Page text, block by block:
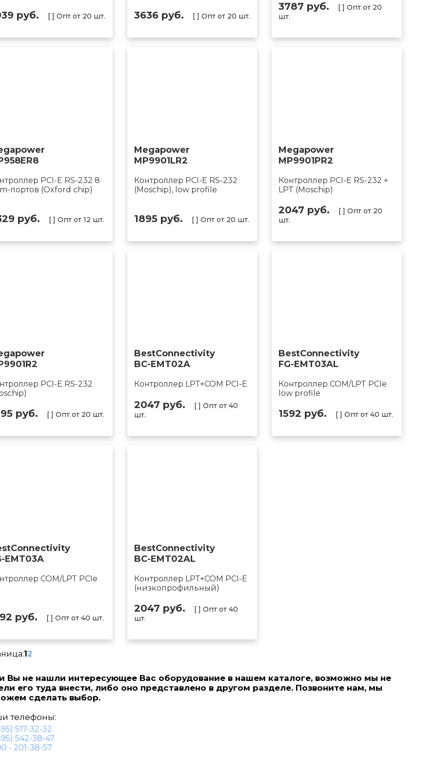
руб. [ ] Опт от 20 шт. 3636 руб. [ ] Опт от 20 шт.
3787 руб.
[ ] Опт от 20
шт.
PCI-E RS-232 8
портов (Oxford chip)
руб. [ ] Опт от 12 шт.
Megapower
MP9901LR2
Контроллер PCI-E RS-232
(Moschip), low profile
1895 руб. [ ] Опт от 20 шт.
Megapower
MP9901PR2
Контроллер PCI-E RS-232 +
LPT (Moschip)
2047 руб.
[ ] Опт от 20
шт.
PCI-E RS-232
руб. [ ] Опт от 20 шт.
BestConnectivity
BC-EMT02A
Контроллер LPT+COM PCI-E
2047 руб.
[ ] Опт от 40
шт.
BestConnectivity
FG-EMT03AL
Контроллер COM/LPT PCIe
low profile
1592 руб. [ ] Опт от 40 шт.
EMT03A
COM/LPT PCIe
руб. [ ] Опт от 40 шт.
BestConnectivity
BC-EMT02AL
Контроллер LPT+COM PCI-E
(низкопрофильный)
2047 руб.
[ ] Опт от 40
шт.
12
Вы не нашли интересующее Вас оборудование в нашем каталоге, возможно мы не
его туда внести, либо оно представлено в другом разделе. Позвонитe нам, мы
сделать выбор.
телефоны:
517-32-32
542-38-47
- 201-38-57